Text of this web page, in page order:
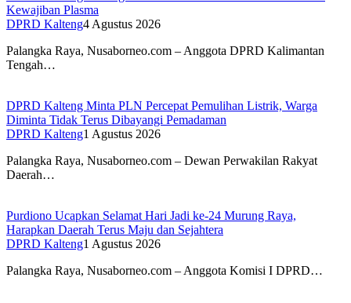
Kewajiban Plasma
DPRD Kalteng4 Agustus 2026
Palangka Raya, Nusaborneo.com – Anggota DPRD Kalimantan
Tengah…
DPRD Kalteng Minta PLN Percepat Pemulihan Listrik, Warga
Diminta Tidak Terus Dibayangi Pemadaman
DPRD Kalteng1 Agustus 2026
Palangka Raya, Nusaborneo.com – Dewan Perwakilan Rakyat
Daerah…
Purdiono Ucapkan Selamat Hari Jadi ke-24 Murung Raya,
Harapkan Daerah Terus Maju dan Sejahtera
DPRD Kalteng1 Agustus 2026
Palangka Raya, Nusaborneo.com – Anggota Komisi I DPRD…